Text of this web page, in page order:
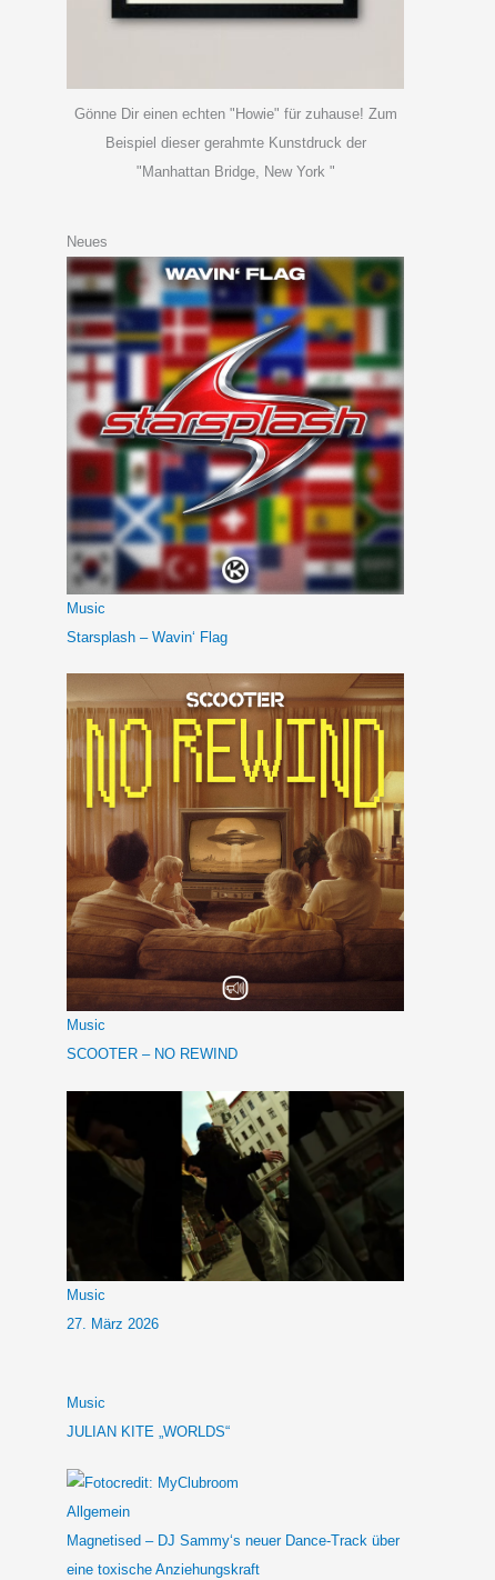
Gönne Dir einen echten "Howie" für zuhause! Zum
Beispiel dieser gerahmte Kunstdruck der
"Manhattan Bridge, New York "
Neues
Music
Starsplash – Wavin‘ Flag
Music
SCOOTER – NO REWIND
Music
27. März 2026
Music
JULIAN KITE „WORLDS“
Allgemein
Magnetised – DJ Sammy‘s neuer Dance-Track über
eine toxische Anziehungskraft